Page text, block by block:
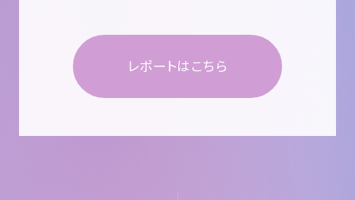
レポートはこちら